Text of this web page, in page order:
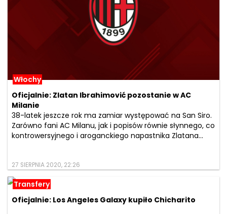
Włochy
Oficjalnie: Zlatan Ibrahimović pozostanie w AC
Milanie
38-latek jeszcze rok ma zamiar występować na San Siro.
Zarówno fani AC Milanu, jak i popisów równie słynnego, co
kontrowersyjnego i aroganckiego napastnika Zlatana...
27 SIERPNIA 2020, 22:26
Transfery
Oficjalnie: Los Angeles Galaxy kupiło Chicharito